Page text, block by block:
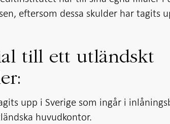
eftersom dessa skulder har tagits
till ett utländskt
upp i Sverige som ingår i
huvudkontor.